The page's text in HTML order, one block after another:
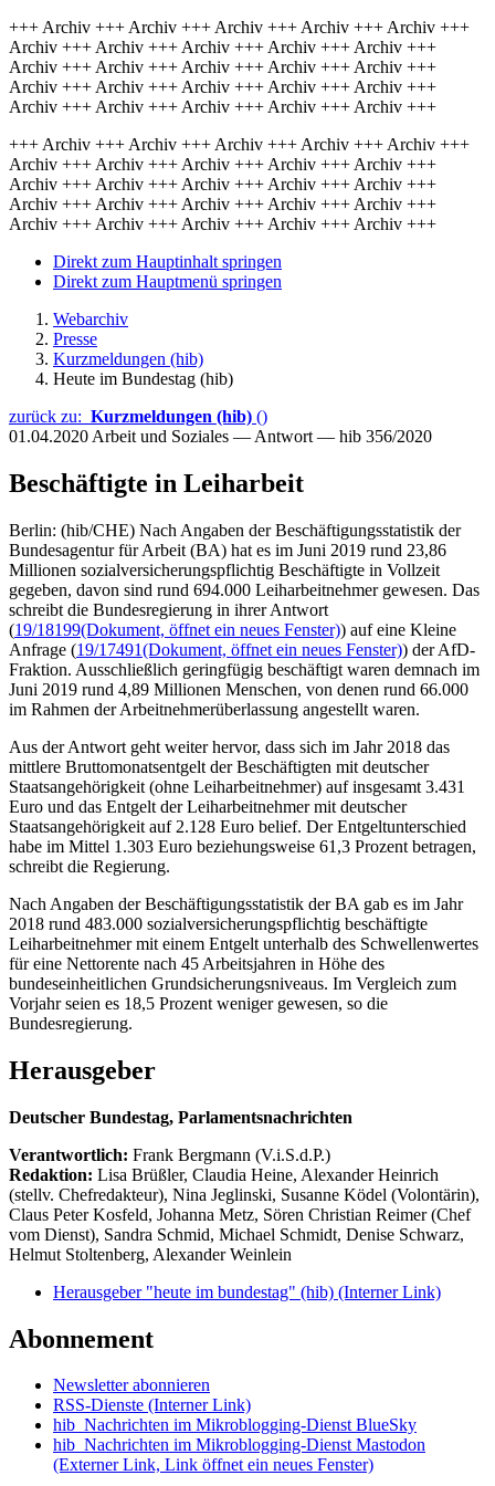
+++ Archiv +++ Archiv +++ Archiv +++ Archiv +++ Archiv +++
Archiv +++ Archiv +++ Archiv +++ Archiv +++ Archiv +++
Archiv +++ Archiv +++ Archiv +++ Archiv +++ Archiv +++
Archiv +++ Archiv +++ Archiv +++ Archiv +++ Archiv +++
Archiv +++ Archiv +++ Archiv +++ Archiv +++ Archiv +++
+++ Archiv +++ Archiv +++ Archiv +++ Archiv +++ Archiv +++
Archiv +++ Archiv +++ Archiv +++ Archiv +++ Archiv +++
Archiv +++ Archiv +++ Archiv +++ Archiv +++ Archiv +++
Archiv +++ Archiv +++ Archiv +++ Archiv +++ Archiv +++
Archiv +++ Archiv +++ Archiv +++ Archiv +++ Archiv +++
Direkt zum Hauptinhalt springen
Direkt zum Hauptmenü springen
Webarchiv
Presse
Kurzmeldungen (hib)
Heute im Bundestag (hib)
zurück zu: Kurzmeldungen (hib) ()
01.04.2020 Arbeit und Soziales — Antwort — hib 356/2020
Beschäftigte in Leiharbeit
Berlin: (hib/CHE) Nach Angaben der Beschäftigungsstatistik der
Bundesagentur für Arbeit (BA) hat es im Juni 2019 rund 23,86
Millionen sozialversicherungspflichtig Beschäftigte in Vollzeit
gegeben, davon sind rund 694.000 Leiharbeitnehmer gewesen. Das
schreibt die Bundesregierung in ihrer Antwort
(19/18199(Dokument, öffnet ein neues Fenster)) auf eine Kleine
Anfrage (19/17491(Dokument, öffnet ein neues Fenster)) der AfD-
Fraktion. Ausschließlich geringfügig beschäftigt waren demnach im
Juni 2019 rund 4,89 Millionen Menschen, von denen rund 66.000
im Rahmen der Arbeitnehmerüberlassung angestellt waren.
Aus der Antwort geht weiter hervor, dass sich im Jahr 2018 das
mittlere Bruttomonatsentgelt der Beschäftigten mit deutscher
Staatsangehörigkeit (ohne Leiharbeitnehmer) auf insgesamt 3.431
Euro und das Entgelt der Leiharbeitnehmer mit deutscher
Staatsangehörigkeit auf 2.128 Euro belief. Der Entgeltunterschied
habe im Mittel 1.303 Euro beziehungsweise 61,3 Prozent betragen,
schreibt die Regierung.
Nach Angaben der Beschäftigungsstatistik der BA gab es im Jahr
2018 rund 483.000 sozialversicherungspflichtig beschäftigte
Leiharbeitnehmer mit einem Entgelt unterhalb des Schwellenwertes
für eine Nettorente nach 45 Arbeitsjahren in Höhe des
bundeseinheitlichen Grundsicherungsniveaus. Im Vergleich zum
Vorjahr seien es 18,5 Prozent weniger gewesen, so die
Bundesregierung.
Herausgeber
Deutscher Bundestag, Parlamentsnachrichten
Verantwortlich: Frank Bergmann (V.i.S.d.P.)
Redaktion: Lisa Brüßler, Claudia Heine, Alexander Heinrich
(stellv. Chefredakteur), Nina Jeglinski, Susanne Ködel (Volontärin),
Claus Peter Kosfeld, Johanna Metz, Sören Christian Reimer (Chef
vom Dienst), Sandra Schmid, Michael Schmidt, Denise Schwarz,
Helmut Stoltenberg, Alexander Weinlein
Herausgeber "heute im bundestag" (hib) (Interner Link)
Abonnement
Newsletter abonnieren
RSS-Dienste (Interner Link)
hib_Nachrichten im Mikroblogging-Dienst BlueSky
hib_Nachrichten im Mikroblogging-Dienst Mastodon
(Externer Link, Link öffnet ein neues Fenster)